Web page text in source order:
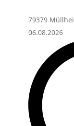
79379
06.08.2026